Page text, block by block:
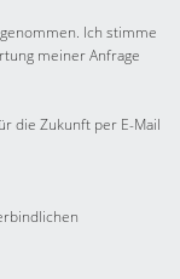
Ich stimme
meiner Anfrage
die Zukunft per E-Mail